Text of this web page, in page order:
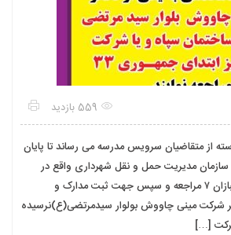
559 بازدید
از متقاضیان سرویس مدرسه می رساند تا پایان
مدیریت حمل و نقل شهرداری واقع در
بولوار جانبازان بعد از جانبازان ۷ مراجعه و سپس جهت ثبت مدارک و
شرکت مینی چاووش بولوار سیدمرتضی(ع)نرسیده
[…]